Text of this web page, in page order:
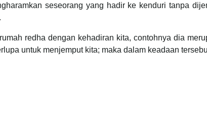
seseorang yang hadir ke kenduri tanpa
redha dengan kehadiran kita, contohnya dia
untuk menjemput kita; maka dalam keadaan